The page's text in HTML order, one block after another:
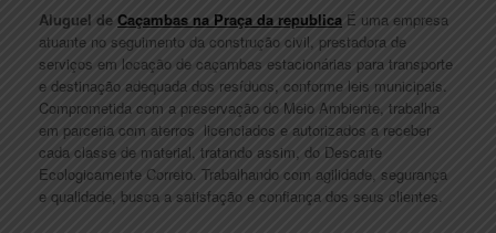
Aluguel de Caçambas na Praça da republica É uma empresa
atuante no seguimento da construção civil, prestadora de
serviços em locação de caçambas estacionárias para transporte
e destinação adequada dos resíduos, conforme leis municipais.
Comprometida com a preservação do Meio Ambiente, trabalha
em parceria com aterros licenciados e autorizados a receber
cada classe de material, tratando assim, do Descarte
Ecologicamente Correto. Trabalhando com agilidade, segurança
e qualidade, busca a satisfação e confiança dos seus clientes.